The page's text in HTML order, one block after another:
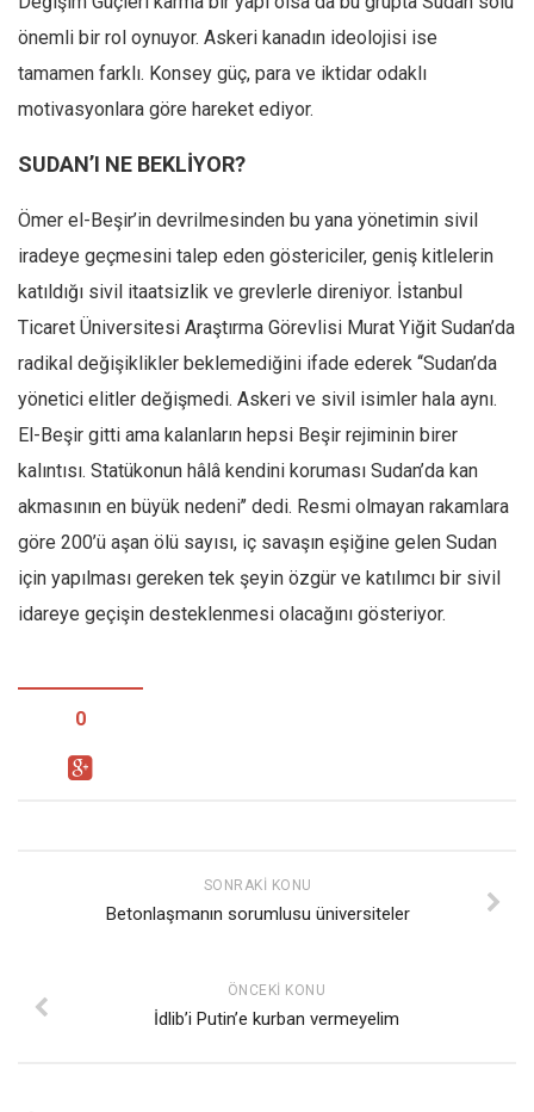
önemli bir rol oynuyor. Askeri kanadın ideolojisi ise
tamamen farklı. Konsey güç, para ve iktidar odaklı
motivasyonlara göre hareket ediyor.
SUDAN’I NE BEKLİYOR?
Ömer el-Beşir’in devrilmesinden bu yana yönetimin sivil
iradeye geçmesini talep eden göstericiler, geniş kitlelerin
katıldığı sivil itaatsizlik ve grevlerle direniyor. İstanbul
Ticaret Üniversitesi Araştırma Görevlisi Murat Yiğit Sudan’da
radikal değişiklikler beklemediğini ifade ederek ‘‘Sudan’da
yönetici elitler değişmedi. Askeri ve sivil isimler hala aynı.
El-Beşir gitti ama kalanların hepsi Beşir rejiminin birer
kalıntısı. Statükonun hâlâ kendini koruması Sudan’da kan
akmasının en büyük nedeni’’ dedi. Resmi olmayan rakamlara
göre 200’ü aşan ölü sayısı, iç savaşın eşiğine gelen Sudan
için yapılması gereken tek şeyin özgür ve katılımcı bir sivil
idareye geçişin desteklenmesi olacağını gösteriyor.
0
SONRAKI KONU
Betonlaşmanın sorumlusu üniversiteler
ÖNCEKI KONU
İdlib’i Putin’e kurban vermeyelim